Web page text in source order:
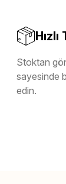
Stoktan
sayesinde
edin.